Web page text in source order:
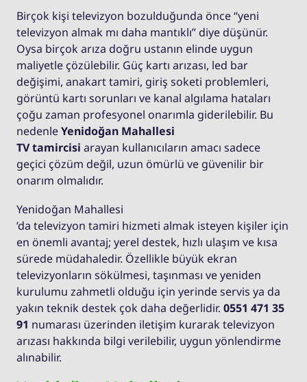
Birçok kişi televizyon bozulduğunda önce “yeni
televizyon almak mı daha mantıklı” diye düşünür.
Oysa birçok arıza doğru ustanın elinde uygun
maliyetle çözülebilir. Güç kartı arızası, led bar
değişimi, anakart tamiri, giriş soketi problemleri,
görüntü kartı sorunları ve kanal algılama hataları
çoğu zaman profesyonel onarımla giderilebilir. Bu
nedenleYenidoğan Mahallesi
TV tamircisi arayan kullanıcıların amacı sadece
geçici çözüm değil, uzun ömürlü ve güvenilir bir
onarım olmalıdır.
Yenidoğan Mahallesi
’da televizyon tamiri hizmeti almak isteyen kişiler için
en önemli avantaj; yerel destek, hızlı ulaşım ve kısa
sürede müdahaledir. Özellikle büyük ekran
televizyonların sökülmesi, taşınması ve yeniden
kurulumu zahmetli olduğu için yerinde servis ya da
yakın teknik destek çok daha değerlidir. 0551 471 35
91 numarası üzerinden iletişim kurarak televizyon
arızası hakkında bilgi verilebilir, uygun yönlendirme
alınabilir.